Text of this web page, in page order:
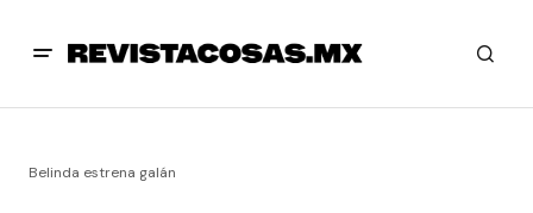
Belinda estrena galán